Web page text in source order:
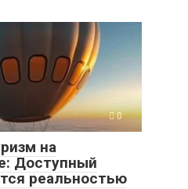
0
на
Доступный
реальностью